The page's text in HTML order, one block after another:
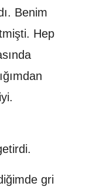
Benim
Hep
gri